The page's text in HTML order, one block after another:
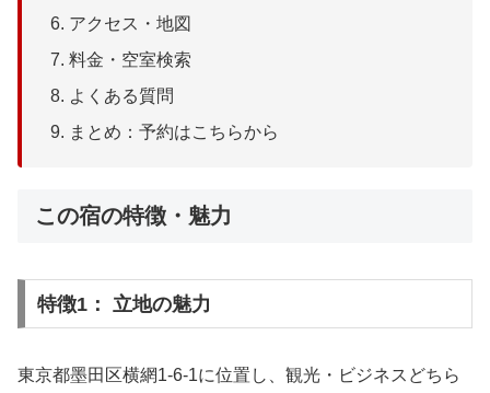
アクセス・地図
料金・空室検索
よくある質問
まとめ：予約はこちらから
この宿の特徴・魅力
特徴1： 立地の魅力
東京都墨田区横網1-6-1に位置し、観光・ビジネスどちら